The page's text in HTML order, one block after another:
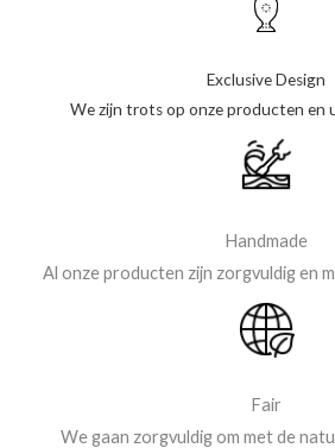
Exclusive Design
We zijn trots op onze producten en
Handmade
Al onze producten zijn zorgvuldig en
Fair
We gaan zorgvuldig om met de